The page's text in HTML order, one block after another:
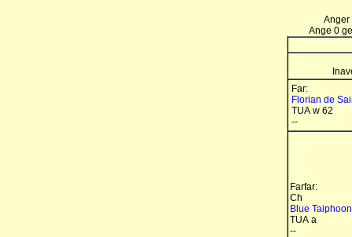
Anger
Ange 0
Far:
Florian de
TUA w 62
--
Farfar:
Ch
Blue
TUA a
--